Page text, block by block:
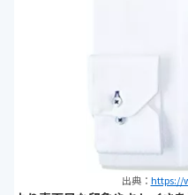
出典： https://